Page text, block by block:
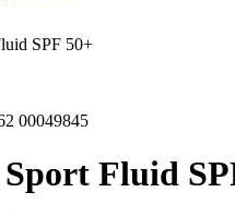
00049845
Fluid